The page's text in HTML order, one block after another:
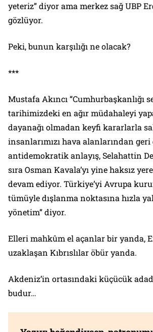
yeteriz” diyor ama merkez sağ UBP
gözlüyor.
Peki, bunun karşılığı ne olacak?
***
Mustafa Akıncı “Cumhurbaşkanlığı
tarihimizdeki en ağır müdahaleyi
dayanağı olmadan keyfi kararlarla
insanlarımızı hava alanlarından
antidemokratik anlayış, Selahattin
sıra Osman Kavala’yı yine haksız
devam ediyor. Türkiye’yi Avrupa
tümüyle dışlanma noktasına hızla
yönetim” diyor.
Elleri mahkûm el açanlar bir yanda,
uzaklaşan Kıbrıslılar öbür yanda.
Akdeniz’in ortasındaki küçücük
budur…